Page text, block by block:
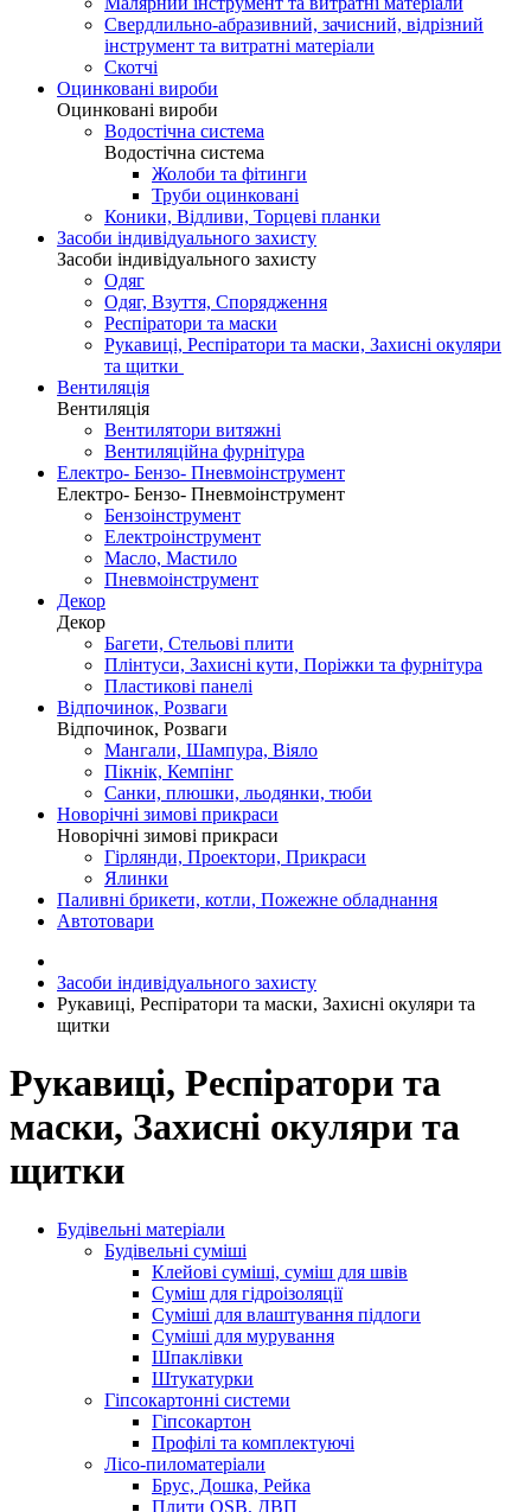
Свердлильно-абразивний, зачисний, відрізний
інструмент та витратні матеріали
Скотчі
Оцинковані вироби
Оцинковані вироби
Водостічна система
Водостічна система
Жолоби та фітинги
Труби оцинковані
Коники, Відливи, Торцеві планки
Засоби індивідуального захисту
Засоби індивідуального захисту
Одяг
Одяг, Взуття, Спорядження
Респіратори та маски
Рукавиці, Респіратори та маски, Захисні окуляри
та щитки
Вентиляція
Вентиляція
Вентилятори витяжні
Вентиляційна фурнітура
Електро- Бензо- Пневмоінструмент
Електро- Бензо- Пневмоінструмент
Бензоінструмент
Електроінструмент
Масло, Мастило
Пневмоінструмент
Декор
Декор
Багети, Стельові плити
Плінтуси, Захисні кути, Поріжки та фурнітура
Пластикові панелі
Відпочинок, Розваги
Відпочинок, Розваги
Мангали, Шампура, Віяло
Пікнік, Кемпінг
Санки, плюшки, льодянки, тюби
Новорічні зимові прикраси
Новорічні зимові прикраси
Гірлянди, Проектори, Прикраси
Ялинки
Паливні брикети, котли, Пожежне обладнання
Автотовари
Засоби індивідуального захисту
Рукавиці, Респіратори та маски, Захисні окуляри та
щитки
Рукавиці, Респіратори та
маски, Захисні окуляри та
щитки
Будівельні матеріали
Будівельні суміші
Клейові суміші, суміш для швів
Суміш для гідроізоляції
Суміші для влаштування підлоги
Суміші для мурування
Шпаклівки
Штукатурки
Гіпсокартонні системи
Гіпсокартон
Профілі та комплектуючі
Лісо-пиломатеріали
Брус, Дошка, Рейка
Плити OSB, ДВП